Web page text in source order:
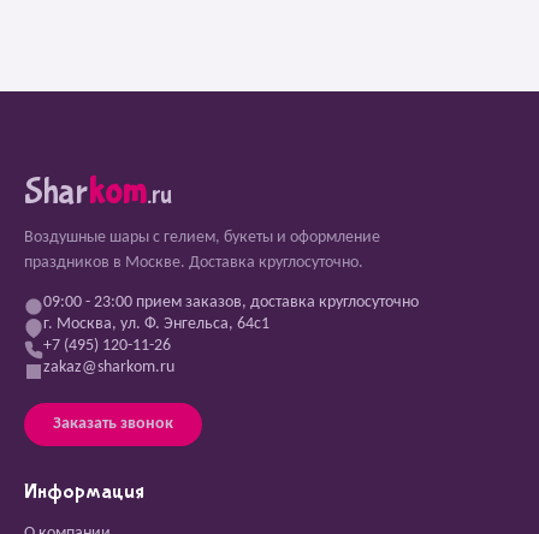
Sharkom.ru
Воздушные шары с гелием, букеты и оформление
праздников в Москве. Доставка круглосуточно.
09:00 - 23:00 прием заказов, доставка круглосуточно
г. Москва, ул. Ф. Энгельса, 64с1
+7 (495) 120-11-26
zakaz@sharkom.ru
Заказать звонок
Информация